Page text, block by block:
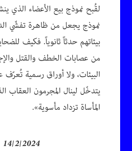
لقُبح نموذج بيع الأعضاء الذي
نموذج يجعل من ظاهرة تفشّي
بيئاتهم حدثاً ثانوياً. فكيف
من عصابات الخطف والقتل
البيئات، ولا أوراق رسمية
يتدخّل لينال المجرمون العقاب
المأساة تزداد مأسوية».
14/2/2024